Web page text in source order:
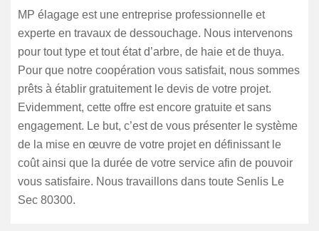
MP élagage est une entreprise professionnelle et
experte en travaux de dessouchage. Nous intervenons
pour tout type et tout état d’arbre, de haie et de thuya.
Pour que notre coopération vous satisfait, nous sommes
prêts à établir gratuitement le devis de votre projet.
Evidemment, cette offre est encore gratuite et sans
engagement. Le but, c’est de vous présenter le système
de la mise en œuvre de votre projet en définissant le
coût ainsi que la durée de votre service afin de pouvoir
vous satisfaire. Nous travaillons dans toute Senlis Le
Sec 80300.